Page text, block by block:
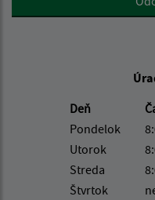
Deň
Pondelok
Utorok
Streda
Štvrtok